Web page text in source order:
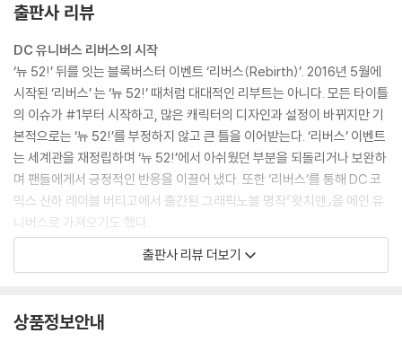
출판사 리뷰
DC 유니버스 리버스의 시작
‘뉴 52!’ 뒤를 잇는 블록버스터 이벤트 ‘리버스(Rebirth)’. 2016년 5월에
시작된 ‘리버스’ 는 ‘뉴 52!’ 때처럼 대대적인 리부트는 아니다. 모든 타이틀
의 이슈가 #1부터 시작하고, 많은 캐릭터의 디자인과 설정이 바뀌지만 기
본적으로는 ‘뉴 52!’를 부정하지 않고 큰 틀을 이어받는다. ‘리버스’ 이벤트
는 세계관을 재정립하며 ‘뉴 52!’에서 아쉬웠던 부분을 되돌리거나 보완하
며 팬들에게서 긍정적인 반응을 이끌어 냈다. 또한 ‘리버스’를 통해 DC 코
믹스 산하 레이블 버티고에서 출간된 그래픽노블 명작『왓치맨』을 메인 유
니버스로 가져오기도 했다.
리 앨런만이 그를 알아본다. 재회한 두 사람은 이 모든 일의 원흉을 찾아내
출판사 리뷰 더보기
상품정보안내